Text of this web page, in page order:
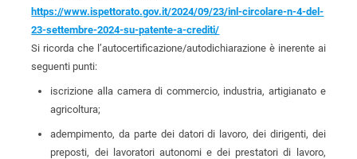
https://www.ispettorato.gov.it/2024/09/23/inl-circolare-n-4-del-
23-settembre-2024-su-patente-a-crediti/
Si ricorda che l’autocertificazione/autodichiarazione è inerente ai
seguenti punti:
iscrizione alla camera di commercio, industria, artigianato e
agricoltura;
adempimento, da parte dei datori di lavoro, dei dirigenti, dei
preposti, dei lavoratori autonomi e dei prestatori di lavoro,